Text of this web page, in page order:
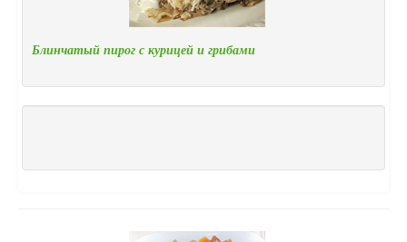
Блинчатый пирог с курицей и грибами